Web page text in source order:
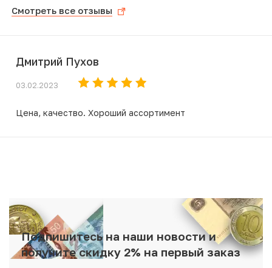
Смотреть все отзывы
Дмитрий Пухов
03.02.2023
Цена, качество. Хороший ассортимент
Подпишитесь на наши новости и
получите скидку 2% на первый заказ